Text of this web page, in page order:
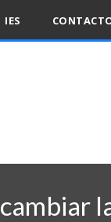
IES